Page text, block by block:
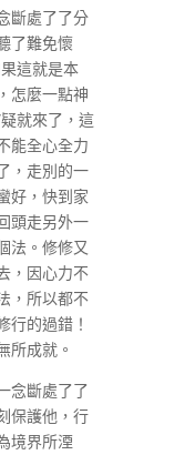
斷處了了分
了難免懷
這就是本
怎麼一點神
就來了，這
能全心全力
，走別的一
好，快到家
頭走另外一
法。修修又
，因心力不
，所以都不
行的過錯！
所成就。
念斷處了了
保護他，行
境界所湮